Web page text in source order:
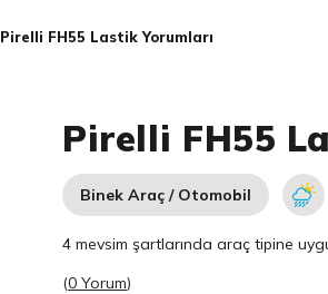
Pirelli FH55 Lastik Yorumları
Pirelli FH55
Binek Araç / Otomobil
4 mevsim şartlarında araç tipine
(0 Yorum)